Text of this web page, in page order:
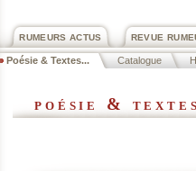
REVUE
RUMEURS ACTUS
Poésie & Textes... Catalogue
poésie &